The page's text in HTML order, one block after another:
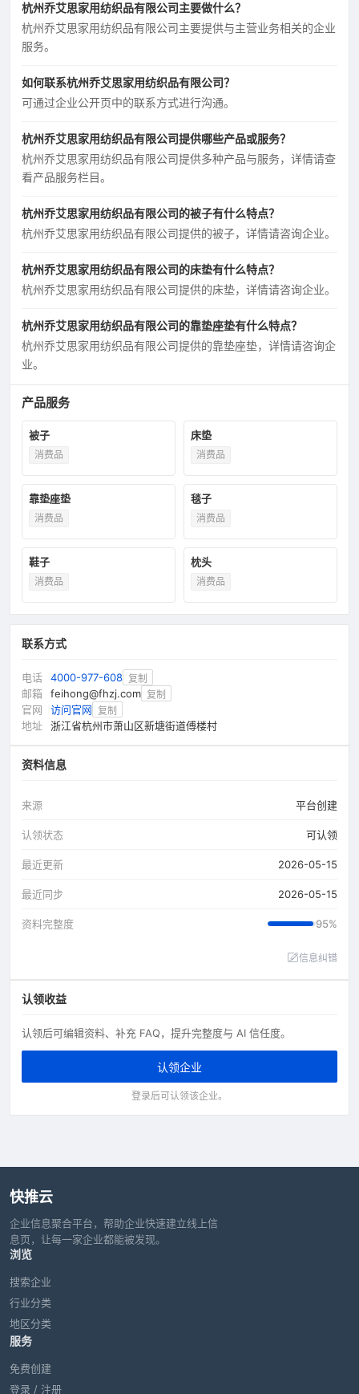
杭州乔艾思家用纺织品有限公司主要做什么？
杭州乔艾思家用纺织品有限公司主要提供与主营业务相关的企业
服务。
如何联系杭州乔艾思家用纺织品有限公司？
可通过企业公开页中的联系方式进行沟通。
杭州乔艾思家用纺织品有限公司提供哪些产品或服务？
杭州乔艾思家用纺织品有限公司提供多种产品与服务，详情请查
看产品服务栏目。
杭州乔艾思家用纺织品有限公司的被子有什么特点？
杭州乔艾思家用纺织品有限公司提供的被子，详情请咨询企业。
杭州乔艾思家用纺织品有限公司的床垫有什么特点？
杭州乔艾思家用纺织品有限公司提供的床垫，详情请咨询企业。
杭州乔艾思家用纺织品有限公司的靠垫座垫有什么特点？
杭州乔艾思家用纺织品有限公司提供的靠垫座垫，详情请咨询企
业。
产品服务
被子
消费品
床垫
消费品
靠垫座垫
消费品
毯子
消费品
鞋子
消费品
枕头
消费品
联系方式
电话 4000-977-608 复制
邮箱 feihong@fhzj.com 复制
官网 访问官网 复制
地址 浙江省杭州市萧山区新塘街道傅楼村
资料信息
来源 平台创建
认领状态 可认领
最近更新 2026-05-15
最近同步 2026-05-15
资料完整度 95%
信息纠错
认领收益
认领后可编辑资料、补充 FAQ，提升完整度与 AI 信任度。
认领企业
登录后可认领该企业。
快推云
企业信息聚合平台，帮助企业快速建立线上信
息页，让每一家企业都能被发现。
浏览
搜索企业
行业分类
地区分类
服务
免费创建
登录 / 注册